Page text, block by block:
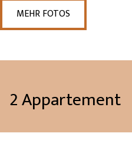
MEHR FOTOS
2 Appartement